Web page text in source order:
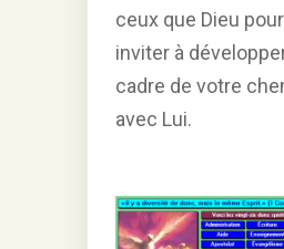
ceux que Dieu
inviter à
cadre de votre
avec Lui.